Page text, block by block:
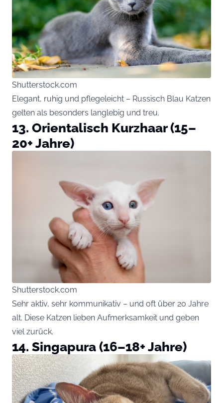
Shutterstock.com
Elegant, ruhig und pflegeleicht – Russisch Blau Katzen
gelten als besonders langlebig und treu.
13. Orientalisch Kurzhaar (15–
20+ Jahre)
Shutterstock.com
Sehr aktiv, sehr kommunikativ – und oft über 20 Jahre
alt. Diese Katzen lieben Aufmerksamkeit und geben
viel zurück.
14. Singapura (16–18+ Jahre)